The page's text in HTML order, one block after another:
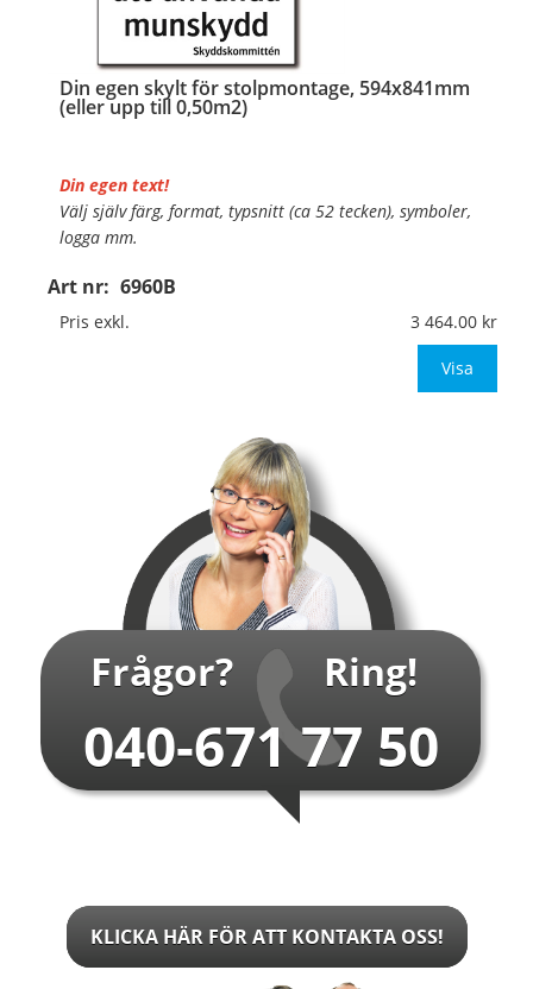
Din egen skylt för stolpmontage, 594x841mm
(eller upp till 0,50m2)
Art nr: 6960B
Din egen text!
Välj själv färg, format, typsnitt (ca 52 tecken), symboler,
logga mm.
Material:Kantvikt aluminium, 2mm (stolpmontage)
Mått:594x841mm (eller annat mått upp till 0,50m²)
Pris exkl. 3 464.00
Visa
Frågor? Ring!
040-671 77 50
KLICKA HÄR FÖR ATT KONTAKTA OSS!